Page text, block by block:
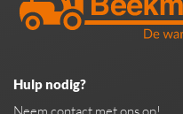
Hulp nodig?